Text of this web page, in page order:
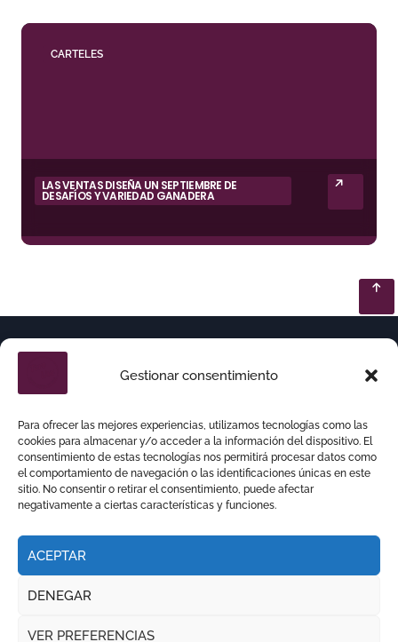
Gestionar consentimiento
Para ofrecer las mejores experiencias, utilizamos tecnologías como las
cookies para almacenar y/o acceder a la información del dispositivo. El
consentimiento de estas tecnologías nos permitirá procesar datos como
el comportamiento de navegación o las identificaciones únicas en este
sitio. No consentir o retirar el consentimiento, puede afectar
negativamente a ciertas características y funciones.
ACEPTAR
DENEGAR
VER PREFERENCIAS
CARTELES
LAS VENTAS DISEÑA UN SEPTIEMBRE DE
DESAFÍOS Y VARIEDAD GANADERA
Copyright © Todos los derechos reservados